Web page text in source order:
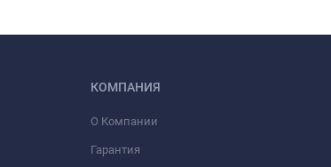
КОМПАНИЯ
О Компании
Гарантия